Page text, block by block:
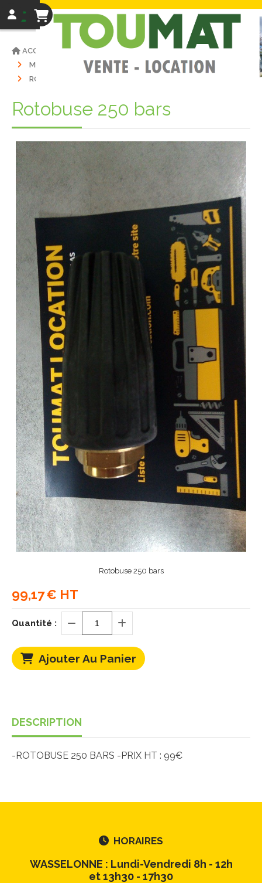
ACCUEIL
VENTE MATÉRIELS
MATÉRIEL D'OCCASIONS
LAVEUR
ROTOBUSE 250 BARS
Rotobuse 250 bars
Rotobuse 250 bars
99,17€ HT
Quantité :
Ajouter Au Panier
DESCRIPTION
-ROTOBUSE 250 BARS -PRIX HT : 99€
 HORAIRES
WASSELONNE : Lundi-Vendredi 8h - 12h
et 13h30 - 17h30